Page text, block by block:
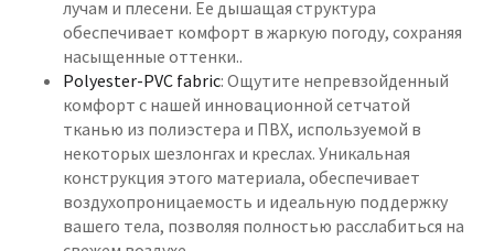
лучам и плесени. Ее дышащая структура
обеспечивает комфорт в жаркую погоду, сохраняя
насыщенные оттенки..
Polyester-PVC fabric: Ощутите непревзойденный
комфорт с нашей инновационной сетчатой
тканью из полиэстера и ПВХ, используемой в
некоторых шезлонгах и креслах. Уникальная
конструкция этого материала, обеспечивает
воздухопроницаемость и идеальную поддержку
вашего тела, позволяя полностью расслабиться на